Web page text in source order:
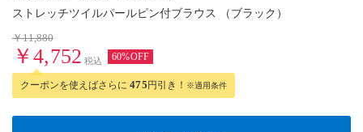
ストレッチツイルパールピン付ブラウス （ブラック）
￥11,880
￥4,752 税込 60%OFF
クーポンを使えばさらに 475円引き！ ※適用条件